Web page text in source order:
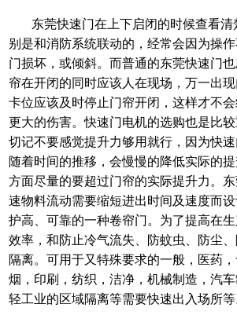
东莞快速门在上下启闭的时候查看
别是和消防系统联动的，经常会因为操
门损坏，或倾斜。而普通的东莞快速门
帘在开闭的同时应该人在现场，万一出
卡位应该及时停止门帘开闭，这样才不
更大的伤害。快速门电机的选购也是比较
切记不要感觉提升力够用就行，因为快
随着时间的推移，会慢慢的降低实际的
方面尽量的要超过门帘的实际提升力。
速物料流动需要缩短进出时间及速度而
护高、可靠的一种卷帘门。为了提高在
效率，和防止冷气流失、防蚊虫、防尘
隔离。可用于又特殊要求的一般，医药
烟，印刷，纺织，洁净，机械制造，汽车
轻工业的区域隔离等需要快速出入场所等